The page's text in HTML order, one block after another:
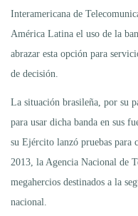
Interamericana de
América Latina el uso de la
abrazar esta opción para
de decisión.
La situación brasileña, por su
para usar dicha banda en sus
su Ejército lanzó pruebas para
2013, la Agencia Nacional de
megahercios destinados a la
nacional.